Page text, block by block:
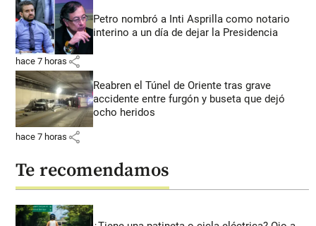
Petro nombró a Inti Asprilla como notario
interino a un día de dejar la Presidencia
hace 7 horas share
Reabren el Túnel de Oriente tras grave
accidente entre furgón y buseta que dejó
ocho heridos
hace 7 horas share
Te recomendamos